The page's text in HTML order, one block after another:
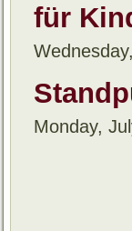
für
Monday,